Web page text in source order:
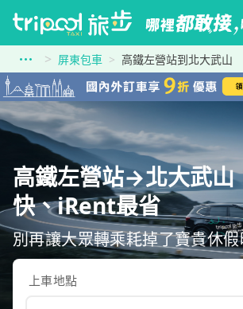
屏東包車 高鐵左營站到北大武山
高鐵左營站→北大武山
快、iRent最省
別再讓大眾轉乘耗掉了寶貴休
上車地點